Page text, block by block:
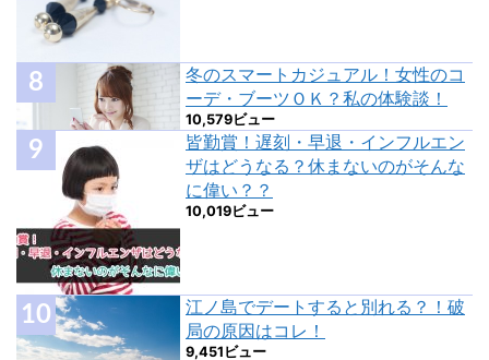
冬のスマートカジュアル！女性のコ
ーデ・ブーツＯＫ？私の体験談！
10,579ビュー
皆勤賞！遅刻・早退・インフルエン
ザはどうなる？休まないのがそんな
に偉い？？
10,019ビュー
江ノ島でデートすると別れる？！破
局の原因はコレ！
9,451ビュー